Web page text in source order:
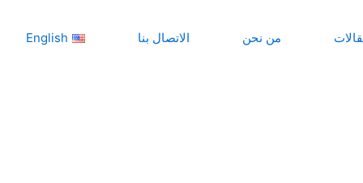
من نحن الاتصال بنا English